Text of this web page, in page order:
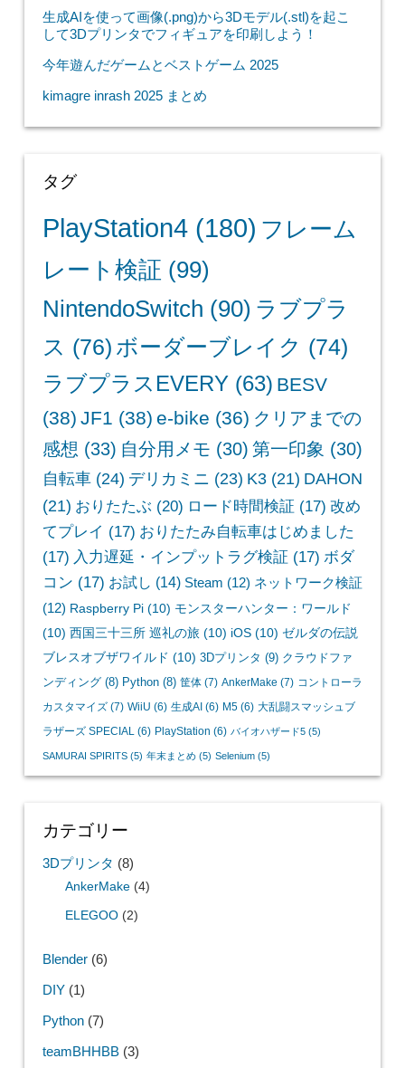
生成AIを使って画像(.png)から3Dモデル(.stl)を起こ
して3Dプリンタでフィギュアを印刷しよう！
今年遊んだゲームとベストゲーム 2025
kimagre inrash 2025 まとめ
タグ
PlayStation4(180) フレーム
レート検証 (99)
NintendoSwitch (90) ラブプラ
ス (76) ボーダーブレイク (74)
ラブプラスEVERY(63) BESV
(38) JF1 (38) e-bike (36) クリアまでの
感想 (33) 自分用メモ (30) 第一印象 (30)
自転車(24) デリカミニ (23) K3(21) DAHON
(21) おりたたぶ (20) ロード時間検証 (17) 改め
てプレイ (17) おりたたみ自転車はじめました
(17) 入力遅延・インプットラグ検証 (17) ボダ
コン (17) お試し (14) Steam (12) ネットワーク検証
(12) Raspberry Pi(10) モンスターハンター：ワールド
(10) 西国三十三所 巡礼の旅(10) iOS(10) ゼルダの伝説
ブレスオブザワイルド (10) 3Dプリンタ (9) クラウドファ
ンディング(8) Python(8) 筐体(7) AnkerMake (7) コントローラ
カスタマイズ(7) WiiU (6) 生成AI (6) M5(6) 大乱闘スマッシュブ
ラザーズ SPECIAL (6) PlayStation (6) バイオハザード5(5)
SAMURAI SPIRITS(5) 年末まとめ(5) Selenium(5)
カテゴリー
3Dプリンタ (8)
AnkerMake(4)
ELEGOO(2)
Blender(6)
DIY(1)
Python(7)
teamBHHBB(3)